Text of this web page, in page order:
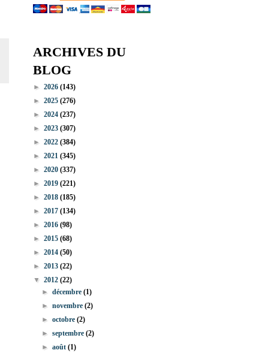
ARCHIVES DU
BLOG
► 2026 (143)
► 2025 (276)
► 2024 (237)
► 2023 (307)
► 2022 (384)
► 2021 (345)
► 2020 (337)
► 2019 (221)
► 2018 (185)
► 2017 (134)
► 2016 (98)
► 2015 (68)
► 2014 (50)
► 2013 (22)
▼ 2012 (22)
►décembre(1)
►novembre(2)
►octobre(2)
►septembre(2)
►août(1)